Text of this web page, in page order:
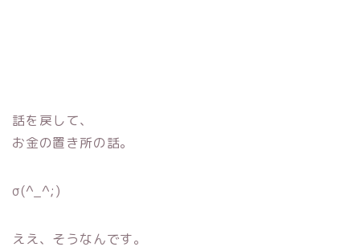
話を戻して、
お金の置き所の話。
σ(^_^;)
ええ、そうなんです。